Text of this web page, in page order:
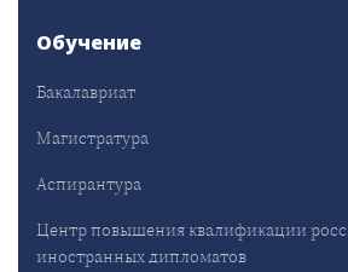
Обучение
Бакалавриат
Магистратура
Аспирантура
Центр повышения квалификации
иностранных дипломатов